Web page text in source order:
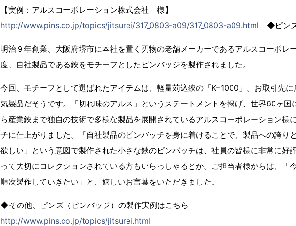
【実例：アルスコーポレーション株式会社 様】
http://www.pins.co.jp/topics/jitsurei/317_0803-a09/317_0803-a09.html ◆ピンズ
明治９年創業、大阪府堺市に本社を置く刃物の老舗メーカーであるアルスコーポレ
度、自社製品である鋏をモチーフとしたピンバッジを製作されました。
今回、モチーフとして選ばれたアイテムは、軽量苅込鋏の「K−1000」。お取引先
気製品だそうです。「切れ味のアルス」というステートメントを掲げ、世界60ヶ国
ら産業鋏まで独自の技術で多様な製品を展開されているアルスコーポレーション様
チに仕上がりました。「自社製品のピンバッチを身に着けることで、製品への誇り
欲しい」という意図で製作された小さな鋏のピンバッチは、社員の皆様に非常に好
って大切にコレクションされている方もいらっしゃるとか。ご担当者様からは、「
順次製作していきたい」と、嬉しいお言葉をいただきました。
◆その他、ピンズ（ピンバッジ）の製作実例はこちら
http://www.pins.co.jp/topics/jitsurei.html